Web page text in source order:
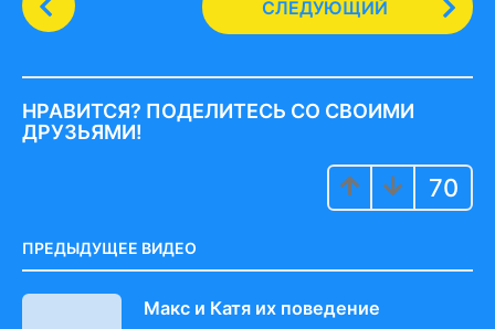
o
t
P
a
a
t
i
СЛЕДУЮЩИЙ
НРАВИТСЯ? ПОДЕЛИТЕСЬ СО СВОИМИ
ДРУЗЬЯМИ!
70
ПРЕДЫДУЩЕЕ ВИДЕО
Макс и Катя их поведение